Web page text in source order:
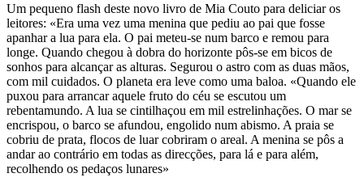
Um pequeno flash deste novo livro de Mia Couto para deliciar os
leitores: «Era uma vez uma menina que pediu ao pai que fosse
apanhar a lua para ela. O pai meteu-se num barco e remou para
longe. Quando chegou à dobra do horizonte pôs-se em bicos de
sonhos para alcançar as alturas. Segurou o astro com as duas mãos,
com mil cuidados. O planeta era leve como uma baloa. «Quando ele
puxou para arrancar aquele fruto do céu se escutou um
rebentamundo. A lua se cintilhaçou em mil estrelinhações. O mar se
encrispou, o barco se afundou, engolido num abismo. A praia se
cobriu de prata, flocos de luar cobriram o areal. A menina se pôs a
andar ao contrário em todas as direcções, para lá e para além,
recolhendo os pedaços lunares»